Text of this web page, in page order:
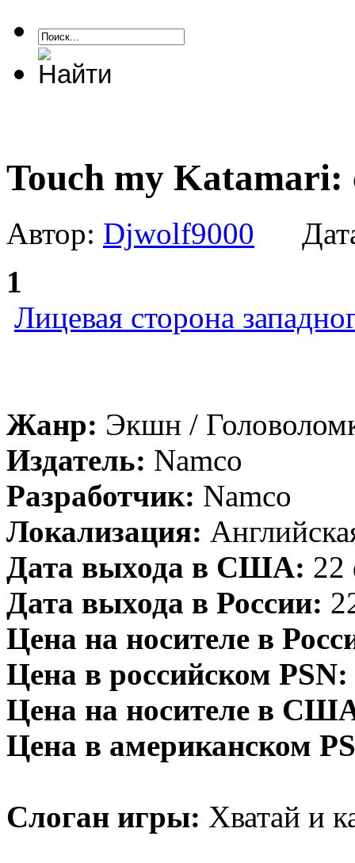
Touch my Katamari:
Автор: Djwolf9000
1
Лицевая сторона
Жанр: Экшн /
Издатель: Namco
Разработчик: Namco
Локализация:
Дата выхода в США: 22
Дата выхода в России:
Цена на носителе в
Цена в российском PSN:
Цена на носителе в
Цена в американском
Слоган игры: Хватай и